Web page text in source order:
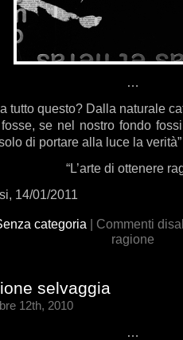
…
tutto questo? Dalla naturale
se nel nostro fondo
di portare alla luce la verità”
“L’arte di ottenere
14/01/2011
categoria | Commenti
ragione
selvaggia
12th, 2010
…